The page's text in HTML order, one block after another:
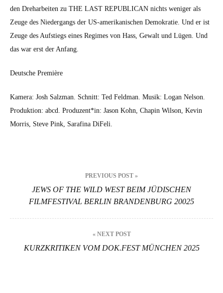
den Drehar­beit­en zu THE LAST REPUBLICAN nichts weniger als
Zeuge des Nieder­gangs der US-amerikanis­chen Demokratie. Und er ist
Zeuge des Auf­stiegs eines Regimes von Hass, Gewalt und Lügen. Und
das war erst der Anfang.
Deutsche Pre­mière
Kam­era: Josh Salz­man. Schnitt: Ted Feld­man. Musik: Logan Nel­son.
Pro­duk­tion: abcd. Produzent*in: Jason Kohn, Chapin Wil­son, Kevin
Mor­ris, Steve Pink, Sara­fi­na DiFe­li.
PREVIOUS POST »
JEWS OF THE WILD WEST BEIM JÜDISCHEN
FILMFESTIVAL BERLIN BRANDENBURG 20025
« NEXT POST
KURZKRITIKEN VOM DOK.FEST MÜNCHEN 2025